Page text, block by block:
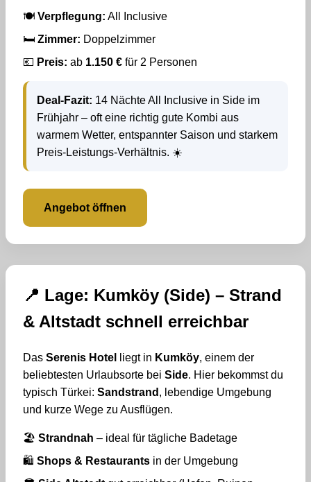
🍽️ Verpflegung: All Inclusive
🛏️ Zimmer: Doppelzimmer
💶 Preis: ab 1.150 € für 2 Personen
Deal-Fazit: 14 Nächte All Inclusive in Side im
Frühjahr – oft eine richtig gute Kombi aus
warmem Wetter, entspannter Saison und starkem
Preis-Leistungs-Verhältnis. ☀️
Angebot öffnen
📍 Lage: Kumköy (Side) – Strand
& Altstadt schnell erreichbar
Das Serenis Hotel liegt in Kumköy, einem der
beliebtesten Urlaubsorte bei Side. Hier bekommst du
typisch Türkei: Sandstrand , lebendige Umgebung
und kurze Wege zu Ausflügen.
🏖️ Strandnah – ideal für tägliche Badetage
🛍️ Shops & Restaurants in der Umgebung